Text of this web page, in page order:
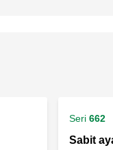
Seri 662
Sabit